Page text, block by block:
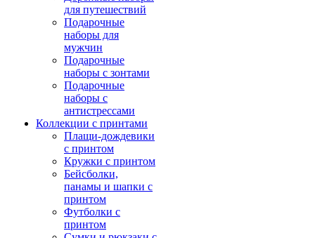
для путешествий
Подарочные
наборы для
мужчин
Подарочные
наборы с зонтами
Подарочные
наборы с
антистрессами
Коллекции с принтами
Плащи-дождевики
с принтом
Кружки с принтом
Бейсболки,
панамы и шапки с
принтом
Футболки с
принтом